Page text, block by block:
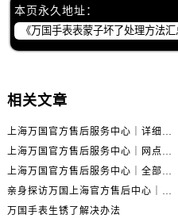
本页永久地址：
相关文章
上海万国官方售后服务中心｜详细地址与售后电话权威信息公示（2026年6月最新）
上海万国官方售后服务中心｜网点地址及热线权威信息公示（2026年6月最新）
上海万国官方售后服务中心｜全部网点地址电话权威信息公示（2026年6月最新）
亲身探访万国上海官方售后中心｜地址报修全流程真实经历（2026年6月最新）
万国手表生锈了解决办法